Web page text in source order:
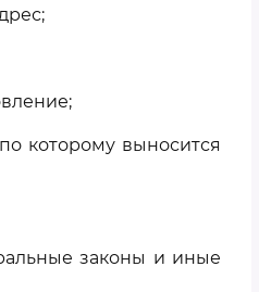
которому выносится
законы и иные